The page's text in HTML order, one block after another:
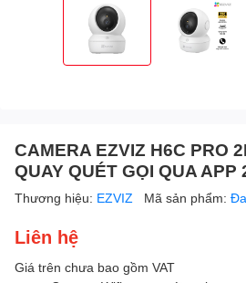
CAMERA EZVIZ H6C PRO
QUAY QUÉT GỌI QUA APP
Thương hiệu: EZVIZ Mã sản phẩm:
Liên hệ
Giá trên chưa bao gồm VAT